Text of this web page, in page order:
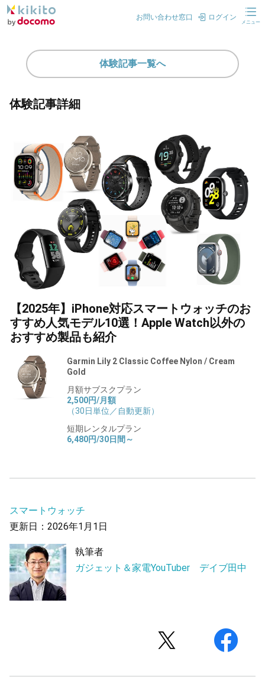
お問い合わせ窓口 ログイン
メニュー
体験記事一覧へ
体験記事詳細
【2025年】iPhone対応スマートウォッチのお
すすめ人気モデル10選！Apple Watch以外の
おすすめ製品も紹介
Garmin Lily 2 Classic Coffee Nylon / Cream
Gold
月額サブスクプラン
2,500円/月額
（30日単位／自動更新）
短期レンタルプラン
6,480円/30日間～
スマートウォッチ
更新日：2026年1月1日
執筆者
ガジェット＆家電YouTuber デイブ田中